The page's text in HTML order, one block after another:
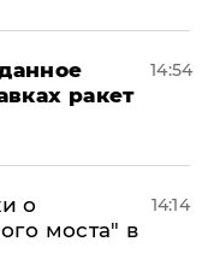
ракет
14:54
о
моста" в
14:14